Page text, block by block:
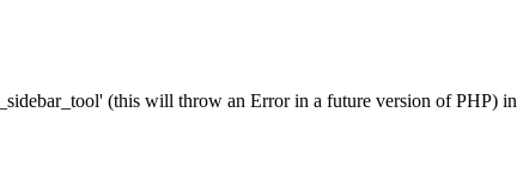
(this will throw an Error in a future version of PHP) in